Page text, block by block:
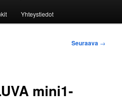
Yhteystiedot
Seuraava →
mini1-